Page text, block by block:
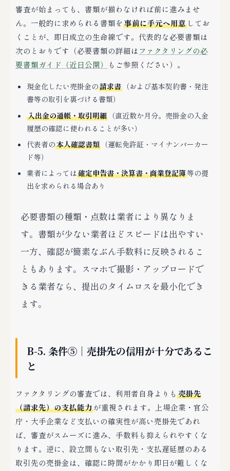
審査が始まっても、書類が揃わなければ前に進みませ
ん。一般的に求められる書類を 事前に手元へ用意 してお
くことが、即日成立の生命線です。代表的な必要書類は
次のとおりです（必要書類の詳細は ファクタリングの必
要書類ガイド（近日公開）
もご参照ください）。
現金化したい売掛金の請求書 （および基本契約書・発注
書等の取引を裏づける書類）
入出金の通帳・取引明細 （直近数か月分。売掛金の入金
履歴の確認に使われることが多い）
代表者の本人確認書類 （運転免許証・マイナンバーカー
ド等）
業者によっては確定申告書・決算書・商業登記簿等の提
出を求められる場合あり
必要書類の種類・点数は業者により異なりま
す。書類が少ない業者ほどスピードは出やすい
一方、確認が簡素なぶん手数料に反映されるこ
ともあります。スマホで撮影・アップロードで
きる業者なら、提出のタイムロスを最小化でき
ます。
B-5. 条件⑤｜売掛先の信用が十分であるこ
と
ファクタリングの審査では、利用者自身よりも 売掛先
（請求先）の支払能力が重視されます。上場企業・官公
庁・大手企業など支払いの確実性が高い売掛先であれ
ば、審査がスムーズに進み、手数料も抑えられやすくな
ります。逆に、設立間もない取引先・支払遅延歴のある
取引先の売掛金は、確認に時間がかかり即日が難しくな